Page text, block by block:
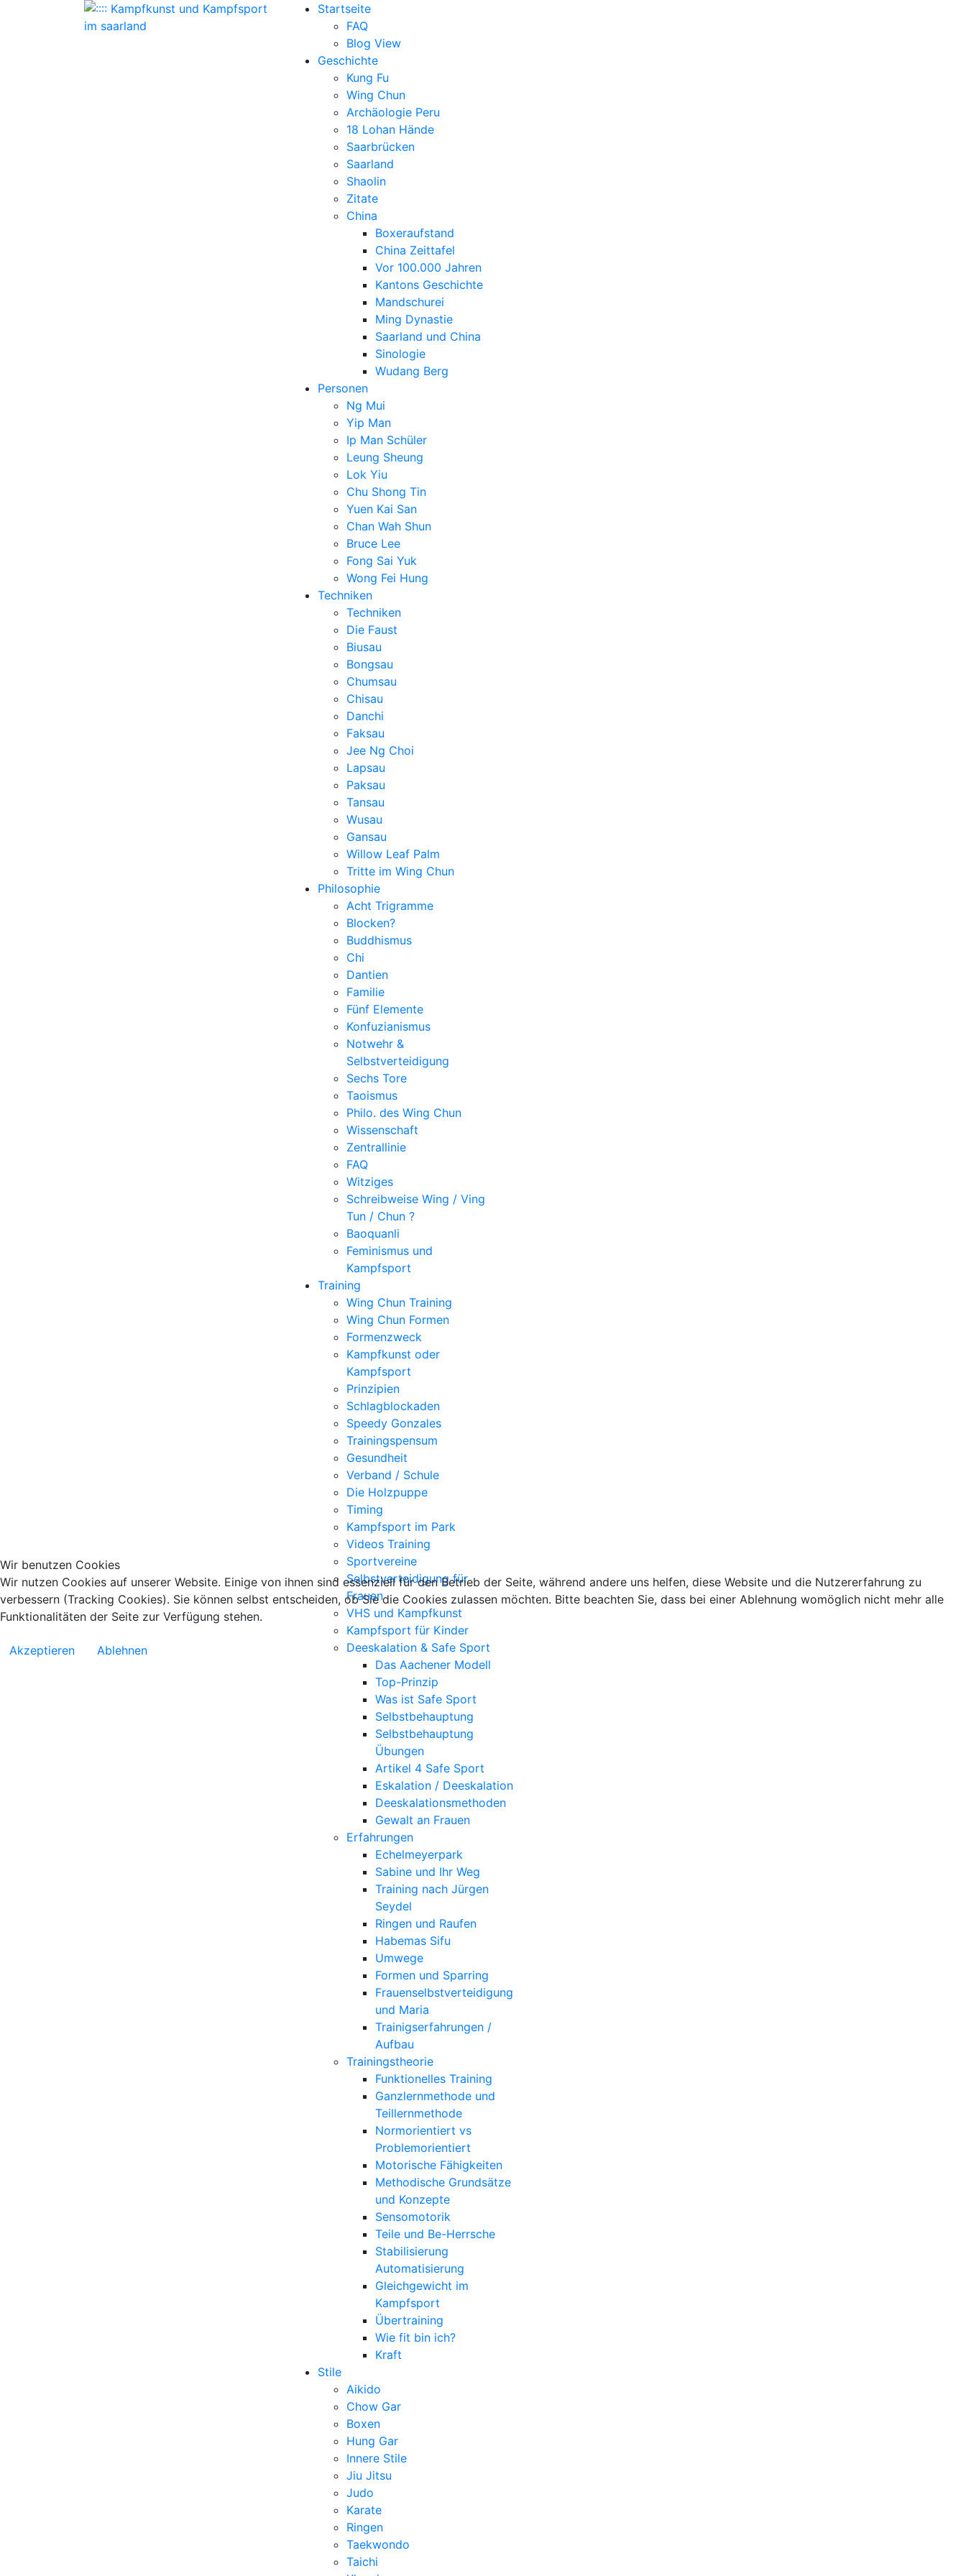
Startseite
FAQ
Blog View
Geschichte
Kung Fu
Wing Chun
Archäologie Peru
18 Lohan Hände
Saarbrücken
Saarland
Shaolin
Zitate
China
Boxeraufstand
China Zeittafel
Vor 100.000 Jahren
Kantons Geschichte
Mandschurei
Ming Dynastie
Saarland und China
Sinologie
Wudang Berg
Personen
Ng Mui
Yip Man
Ip Man Schüler
Leung Sheung
Lok Yiu
Chu Shong Tin
Yuen Kai San
Chan Wah Shun
Bruce Lee
Fong Sai Yuk
Wong Fei Hung
Techniken
Techniken
Die Faust
Biusau
Bongsau
Chumsau
Chisau
Danchi
Faksau
Jee Ng Choi
Lapsau
Paksau
Tansau
Wusau
Gansau
Willow Leaf Palm
Tritte im Wing Chun
Philosophie
Acht Trigramme
Blocken?
Buddhismus
Chi
Dantien
Familie
Fünf Elemente
Konfuzianismus
Notwehr &
Selbstverteidigung
Sechs Tore
Taoismus
Philo. des Wing Chun
Wissenschaft
Zentrallinie
FAQ
Witziges
Schreibweise Wing / Ving
Tun / Chun ?
Baoquanli
Feminismus und
Kampfsport
Training
Wing Chun Training
Wing Chun Formen
Formenzweck
Kampfkunst oder
Kampfsport
Prinzipien
Schlagblockaden
Speedy Gonzales
Trainingspensum
Gesundheit
Verband / Schule
Die Holzpuppe
Timing
Kampfsport im Park
Videos Training
Sportvereine
Selbstverteidigung für
Frauen
VHS und Kampfkunst
Kampfsport für Kinder
Deeskalation & Safe Sport
Das Aachener Modell
Top-Prinzip
Was ist Safe Sport
Selbstbehauptung
Selbstbehauptung
Übungen
Artikel 4 Safe Sport
Eskalation / Deeskalation
Deeskalationsmethoden
Gewalt an Frauen
Erfahrungen
Echelmeyerpark
Sabine und Ihr Weg
Training nach Jürgen
Seydel
Ringen und Raufen
Habemas Sifu
Umwege
Formen und Sparring
Frauenselbstverteidigung
und Maria
Trainigserfahrungen /
Aufbau
Trainingstheorie
Funktionelles Training
Ganzlernmethode und
Teillernmethode
Normorientiert vs
Problemorientiert
Motorische Fähigkeiten
Methodische Grundsätze
und Konzepte
Sensomotorik
Teile und Be-Herrsche
Stabilisierung
Automatisierung
Gleichgewicht im
Kampfsport
Übertraining
Wie fit bin ich?
Kraft
Stile
Aikido
Chow Gar
Boxen
Hung Gar
Innere Stile
Jiu Jitsu
Judo
Karate
Ringen
Taekwondo
Taichi
Wir benutzen Cookies
Wir nutzen Cookies auf unserer Website. Einige von ihnen sind essenziell für den Betrieb der Seite, während andere uns helfen, diese Website und die Nutzererfahrung zu
verbessern (Tracking Cookies). Sie können selbst entscheiden, ob Sie die Cookies zulassen möchten. Bitte beachten Sie, dass bei einer Ablehnung womöglich nicht mehr alle
Funktionalitäten der Seite zur Verfügung stehen.
Akzeptieren Ablehnen